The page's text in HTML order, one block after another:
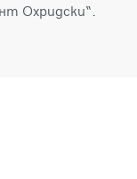
Охридски“.